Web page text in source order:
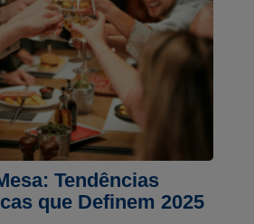
Tendências
que Definem 2025